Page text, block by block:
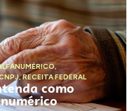
,
,RECEITA FEDERAL
como